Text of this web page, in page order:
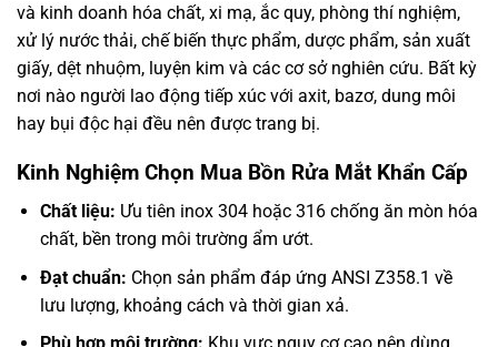
và kinh doanh hóa chất, xi mạ, ắc quy, phòng thí nghiệm,
xử lý nước thải, chế biến thực phẩm, dược phẩm, sản xuất
giấy, dệt nhuộm, luyện kim và các cơ sở nghiên cứu. Bất kỳ
nơi nào người lao động tiếp xúc với axit, bazơ, dung môi
hay bụi độc hại đều nên được trang bị.
Kinh Nghiệm Chọn Mua Bồn Rửa Mắt Khẩn Cấp
Chất liệu: Ưu tiên inox 304 hoặc 316 chống ăn mòn hóa
chất, bền trong môi trường ẩm ướt.
Đạt chuẩn: Chọn sản phẩm đáp ứng ANSI Z358.1 về
lưu lượng, khoảng cách và thời gian xả.